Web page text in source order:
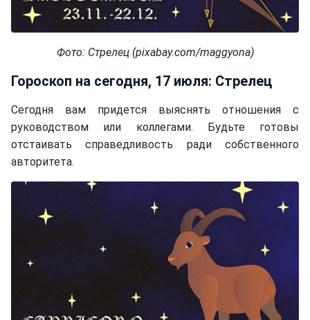
Фото: Стрелец (pixabay.com/maggyona)
Гороскоп на сегодня, 17 июля: Стрелец
Сегодня вам придется выяснять отношения с
руководством или коллегами. Будьте готовы
отстаивать справедливость ради собственного
авторитета.